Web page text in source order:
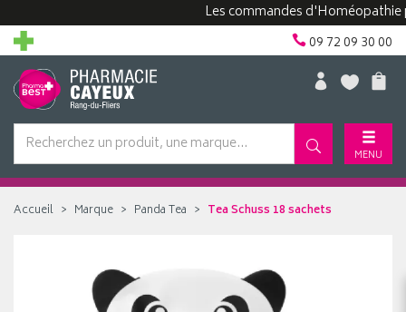
Les commandes d'Homéopathie
09 72 09 30 00
MENU
Accueil Marque Panda Tea Tea Schuss 18 sachets